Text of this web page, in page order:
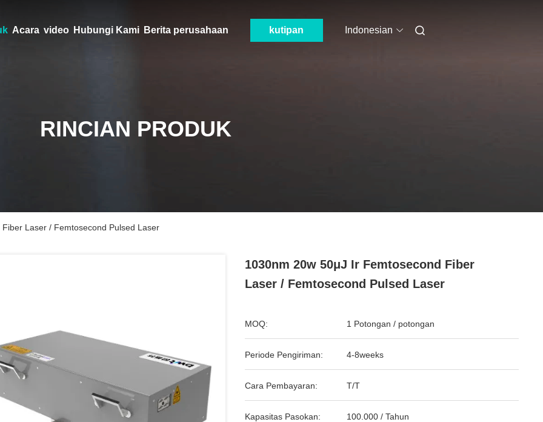
Acara video Hubungi Kami Berita perusahaan kutipan Indonesian
RINCIAN PRODUK
Laser / Femtosecond Pulsed Laser
1030nm 20w 50μJ Ir Femtosecond Fiber
Laser / Femtosecond Pulsed Laser
MOQ: 1 Potongan / potongan
Periode Pengiriman: 4-8weeks
Cara Pembayaran: T/T
Kapasitas Pasokan: 100.000 / Tahun